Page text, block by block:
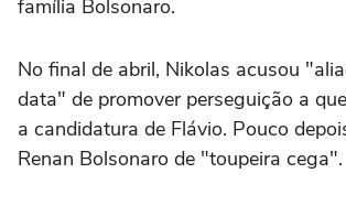
família Bolsonaro.
No final de abril, Nikolas acusou
data" de promover perseguição a
a candidatura de Flávio. Pouco
Renan Bolsonaro de "toupeira cega".